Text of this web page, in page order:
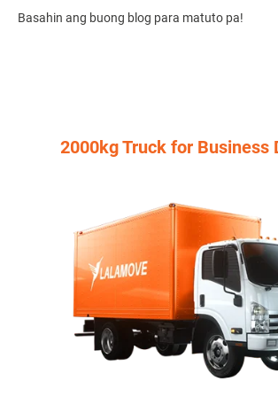
Basahin ang buong blog para matuto pa!
2000kg Truck for Business